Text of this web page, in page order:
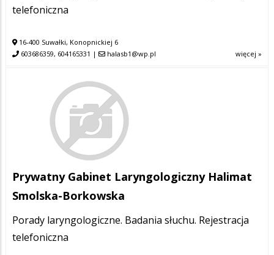
telefoniczna
16-400 Suwałki, Konopnickiej 6
603686359, 604165331 | halasb1@wp.pl więcej »
Prywatny Gabinet Laryngologiczny Halimat
Smolska-Borkowska
Porady laryngologiczne. Badania słuchu. Rejestracja
telefoniczna